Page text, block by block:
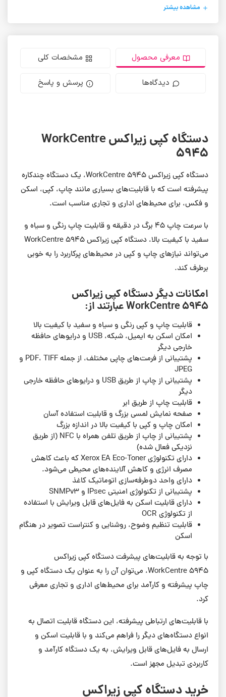
مشاهده بیشتر
معرفی محصول مشخصات کلی
دیدگاه‌ها پرسش و پاسخ
دستگاه کپی زیراکس WorkCentre
5945
دستگاه کپی زیراکس WorkCentre 5945، یک دستگاه چندکاره
پیشرفته است که با قابلیت‌های بسیاری مانند چاپ، کپی، اسکن
و فکس، برای محیط‌های اداری و تجاری مناسب است.
با سرعت چاپ 45 برگ در دقیقه و قابلیت چاپ رنگی و سیاه و
سفید با کیفیت بالا، دستگاه کپی زیراکس WorkCentre 5945
می‌تواند نیازهای چاپ و کپی در محیط‌های پرکاربرد را به خوبی
برطرف کند.
امکانات دیگر دستگاه کپی زیراکس
WorkCentre 5945 عبارتند از:
قابلیت چاپ و کپی رنگی و سیاه و سفید با کیفیت بالا
امکان اسکن به ایمیل، شبکه، USB و درایوهای حافظه
خارجی دیگر
پشتیبانی از فرمت‌های چاپی مختلف، از جمله PDF، TIFF و
JPEG
پشتیبانی از چاپ از طریق USB و درایوهای حافظه خارجی
دیگر
قابلیت چاپ از طریق ابر
صفحه نمایش لمسی بزرگ و قابلیت استفاده آسان
امکان چاپ و کپی با کیفیت بالا در اندازه بزرگ
پشتیبانی از چاپ از طریق تلفن همراه با NFC (از طریق
نزدیکی فعال شده)
دارای تکنولوژی Xerox EA Eco-Toner که باعث کاهش
مصرف انرژی و کاهش آلاینده‌های محیطی می‌شود.
دارای واحد دوطرفه‌سازی اتوماتیک کاغذ
پشتیبانی از تکنولوژی امنیتی IPsec و SNMPv3
دارای قابلیت اسکن به فایل‌های قابل ویرایش با استفاده
از تکنولوژی OCR
قابلیت تنظیم وضوح، روشنایی و کنتراست تصویر در هنگام
اسکن
با توجه به قابلیت‌های پیشرفت دستگاه کپی زیراکس
WorkCentre 5945، می‌توان آن را به عنوان یک دستگاه کپی و
چاپ پیشرفته و کارآمد برای محیط‌های اداری و تجاری معرفی
کرد.
با قابلیت‌های ارتباطی پیشرفته، این دستگاه قابلیت اتصال به
انواع دستگاه‌های دیگر را فراهم می‌کند و با قابلیت اسکن و
ارسال به فایل‌های قابل ویرایش، به یک دستگاه کارآمد و
کاربردی تبدیل مجهز است.
خرید دستگاه کپی زیراکس